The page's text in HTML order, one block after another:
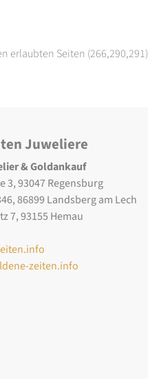
erlaubten Seiten (266,290,291)
Juweliere
& Goldankauf
3, 93047 Regensburg
86899 Landsberg am Lech
7, 93155 Hemau
zeiten.info